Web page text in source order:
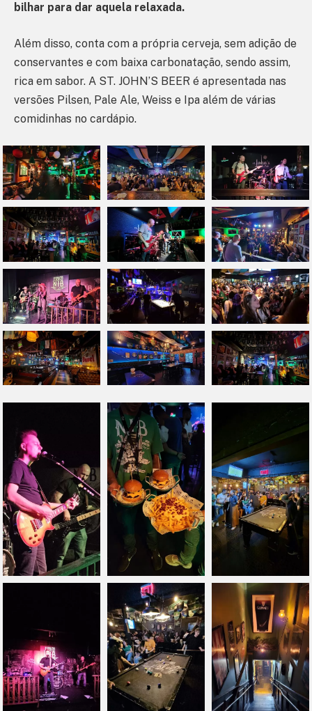
bilhar para dar aquela relaxada.
Além disso, conta com a própria cerveja, sem adição de
conservantes e com baixa carbonatação, sendo assim,
rica em sabor. A ST. JOHN’S BEER é apresentada nas
versões Pilsen, Pale Ale, Weiss e Ipa além de várias
comidinhas no cardápio.